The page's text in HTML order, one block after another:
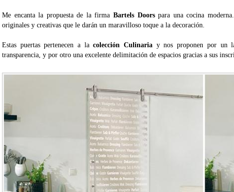
Me encanta la propuesta de la firmaBartels Doorspara una cocina
originales y creativas que le darán un maravilloso toque a la decoración.
Estas puertas pertenecen a lacolección Culinaria y nos proponen por un
transparencia, y por otro una excelente delimitación de espacios gracias a sus